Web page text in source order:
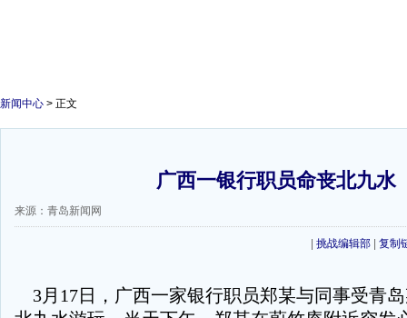
新闻中心 > 正文
广西一银行职员命丧北九水
来源：青岛新闻网
挑战编辑部 复制
3月17日，广西一家银行职员郑某与同事受青